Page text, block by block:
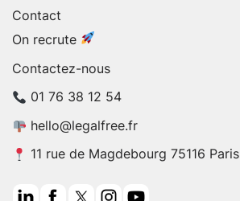
Contact
On recrute
Contactez-nous
01 76 38 12 54
hello@legalfree.fr
11 rue de Magdebourg 75116 Paris